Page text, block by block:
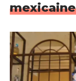
mexicaine